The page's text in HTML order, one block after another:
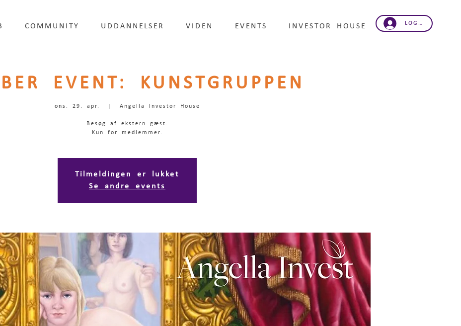
LOG IND
COMMUNITY UDDANNELSER VIDEN EVENTS INVESTOR HOUSE
EVENT: KUNSTGRUPPEN
ons. 29. apr. Angella Investor House
Besøg af ekstern gæst.
Kun for medlemmer.
Tilmeldingen er lukket
Se andre events